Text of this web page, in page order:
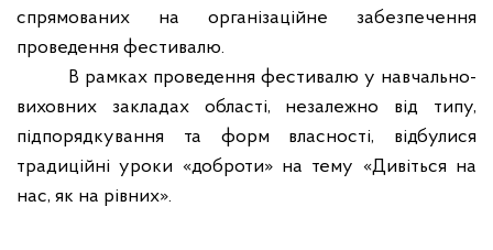
спрямованих на організаційне забезпечення
проведення фестивалю.
В рамках проведення фестивалю у навчально-
виховних закладах області, незалежно від типу,
підпорядкування та форм власності, відбулися
традиційні уроки «доброти» на тему «Дивіться на
нас, як на рівних».